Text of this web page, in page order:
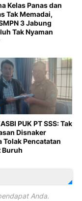
Kelas Panas dan
Tak Memadai,
3 Jabung
Tak Nyaman
PUK PT SSS: Tak
Disnaker
Tolak Pencatatan
Buruh
Anda.